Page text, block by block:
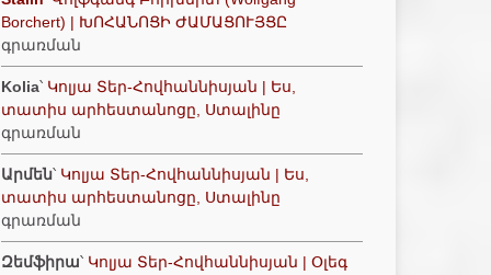
Borchert) | ԽՈՀԱՆՈՑԻ ԺԱՄԱՑՈՒՅՑԸ
գրառման
Kolia՝ Կոլյա Տեր-Հովհաննիսյան | Ես,
տատիս արհեստանոցը, Ստալինը
գրառման
Արմեն՝ Կոլյա Տեր-Հովհաննիսյան | Ես,
տատիս արհեստանոցը, Ստալինը
գրառման
Զեմֆիրա՝ Կոլյա Տեր-Հովհաննիսյան | Օլեգ